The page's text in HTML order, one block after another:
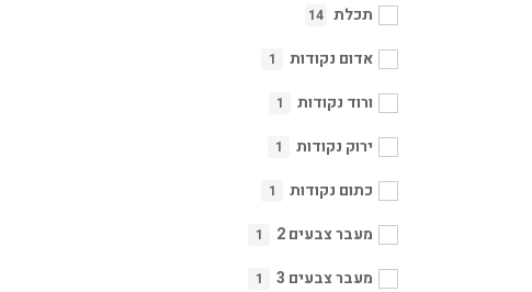
תכלת 14
אדום נקודות 1
ורוד נקודות 1
ירוק נקודות 1
כתום נקודות 1
מעבר צבעים 2 1
מעבר צבעים 3 1